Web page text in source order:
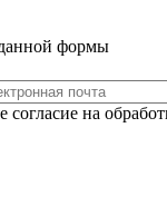
формы
согласие на